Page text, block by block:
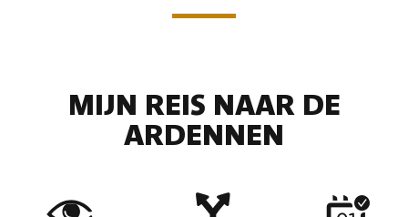
MIJN REIS NAAR DE
ARDENNEN